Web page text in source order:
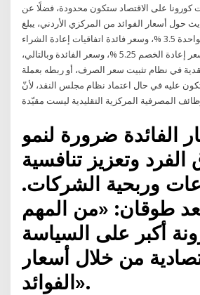
كورونا على الاقتصاد ستكون محدودة، فضلًا عن
حول أسعار الفوائد من المركزي الأردني، يبلغ
سعر نافذة الإيداع لليلة الواحدة 3.5 %، وسعر فائدة اتفاقيات إعادة الشراء
لليلة الواحدة 5 %، وسعر إعادة الخصم 5.25 %، وسعر الفائدة وبالتالي،
في نظام تثبيت سعر الصرف، أو ربطه بعملة
عليه في حال اعتماد نظام مجلس النقد، لأنّ
الفائدة ضرورة لنمو
وتعزيز تنافسية
وربحية الشركات.
طوقان: «من المهم
أكبر على السياسة
من خلال أسعار
الفوائد».